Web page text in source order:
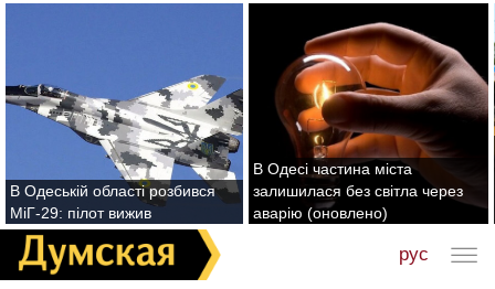
В Одеській області розбився
МіГ-29: пілот вижив
В Одесі частина міста
залишилася без світла через
аварію (оновлено)
рус